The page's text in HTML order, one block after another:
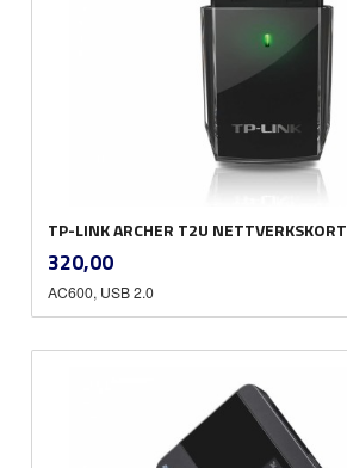
TP-LINK ARCHER T2U NETTVERKSKORT
Pris
320,00mva.
AC600, USB 2.0